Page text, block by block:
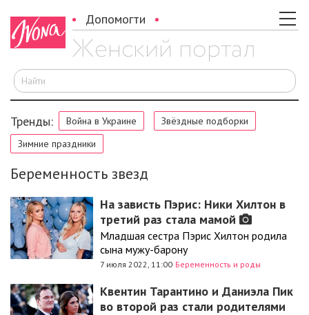
Допомогти
Тренды: Война в Украине
Звёздные подборки
Зимние праздники
Беременность звезд
На зависть Пэрис: Ники Хилтон в
третий раз стала мамой
Младшая сестра Пэрис Хилтон родила
сына мужу-барону
7 июля 2022, 11:00 Беременность и роды
Квентин Тарантино и Даниэла Пик
во второй раз стали родителями